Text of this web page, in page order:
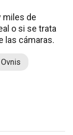
miles de
o si se trata
las cámaras.
Ovnis